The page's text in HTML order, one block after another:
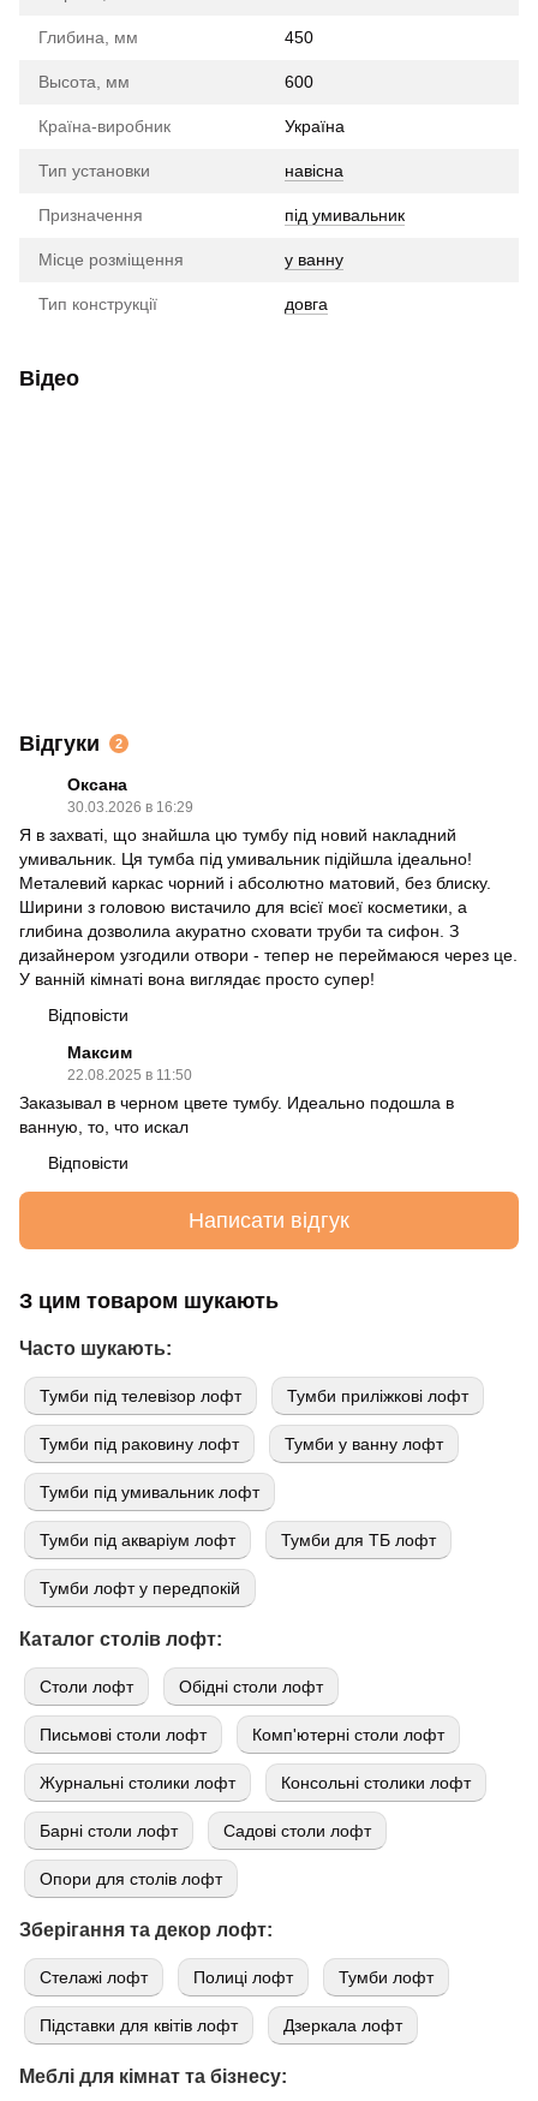
Глибина, мм 450
Высота, мм 600
Країна-виробник Україна
Тип установки навісна
Призначення під умивальник
Місце розміщення у ванну
Тип конструкції довга
Відео
Відгуки 2
Оксана
30.03.2026 в 16:29
Я в захваті, що знайшла цю тумбу під новий накладний
умивальник. Ця тумба під умивальник підійшла ідеально!
Металевий каркас чорний і абсолютно матовий, без блиску.
Ширини з головою вистачило для всієї моєї косметики, а
глибина дозволила акуратно сховати труби та сифон. З
дизайнером узгодили отвори - тепер не переймаюся через це.
У ванній кімнаті вона виглядає просто супер!
Відповісти
Максим
22.08.2025 в 11:50
Заказывал в черном цвете тумбу. Идеально подошла в
ванную, то, что искал
Відповісти
Написати відгук
З цим товаром шукають
Часто шукають:
Тумби під телевізор лофт Тумби приліжкові лофт
Тумби під раковину лофт Тумби у ванну лофт
Тумби під умивальник лофт
Тумби під акваріум лофт Тумби для ТБ лофт
Тумби лофт у передпокій
Каталог столів лофт:
Cтоли лофт Обідні столи лофт
Письмові столи лофт Комп'ютерні столи лофт
Журнальні столики лофт Консольні столики лофт
Барні столи лофт Садові столи лофт
Опори для столів лофт
Зберігання та декор лофт:
Стелажі лофт Полиці лофт Тумби лофт
Підставки для квітів лофт Дзеркала лофт
Меблі для кімнат та бізнесу: